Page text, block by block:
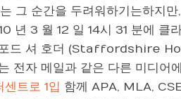
그 순간을 두려워하기는하지
년 3 월 12 일 14시 31 분에 클
포드 셔 호더 (Staffordshire
전자 메일과 같은 다른 미디어
트로 1입 함께 APA, MLA,